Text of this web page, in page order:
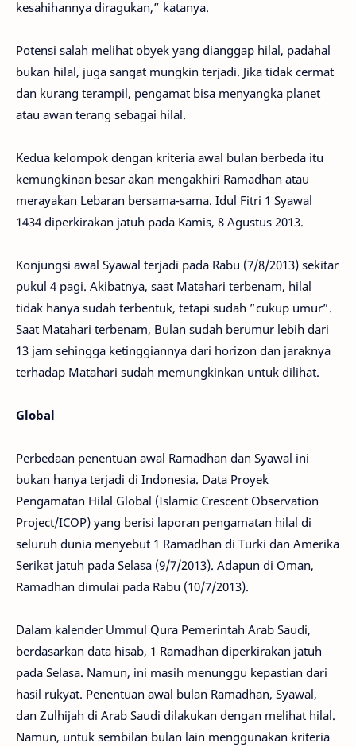
kesahihannya diragukan,” katanya.
Potensi salah melihat obyek yang dianggap hilal, padahal
bukan hilal, juga sangat mungkin terjadi. Jika tidak cermat
dan kurang terampil, pengamat bisa menyangka planet
atau awan terang sebagai hilal.
Kedua kelompok dengan kriteria awal bulan berbeda itu
kemungkinan besar akan mengakhiri Ramadhan atau
merayakan Lebaran bersama-sama. Idul Fitri 1 Syawal
1434 diperkirakan jatuh pada Kamis, 8 Agustus 2013.
Konjungsi awal Syawal terjadi pada Rabu (7/8/2013) sekitar
pukul 4 pagi. Akibatnya, saat Matahari terbenam, hilal
tidak hanya sudah terbentuk, tetapi sudah ”cukup umur”.
Saat Matahari terbenam, Bulan sudah berumur lebih dari
13 jam sehingga ketinggiannya dari horizon dan jaraknya
terhadap Matahari sudah memungkinkan untuk dilihat.
Global
Perbedaan penentuan awal Ramadhan dan Syawal ini
bukan hanya terjadi di Indonesia. Data Proyek
Pengamatan Hilal Global (Islamic Crescent Observation
Project/ICOP) yang berisi laporan pengamatan hilal di
seluruh dunia menyebut 1 Ramadhan di Turki dan Amerika
Serikat jatuh pada Selasa (9/7/2013). Adapun di Oman,
Ramadhan dimulai pada Rabu (10/7/2013).
Dalam kalender Ummul Qura Pemerintah Arab Saudi,
berdasarkan data hisab, 1 Ramadhan diperkirakan jatuh
pada Selasa. Namun, ini masih menunggu kepastian dari
hasil rukyat. Penentuan awal bulan Ramadhan, Syawal,
dan Zulhijah di Arab Saudi dilakukan dengan melihat hilal.
Namun, untuk sembilan bulan lain menggunakan kriteria